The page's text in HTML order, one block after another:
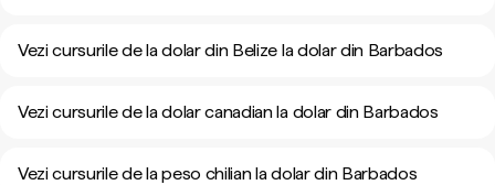
Vezi cursurile de la dolar din Belize la dolar din Barbados
Vezi cursurile de la dolar canadian la dolar din Barbados
Vezi cursurile de la peso chilian la dolar din Barbados